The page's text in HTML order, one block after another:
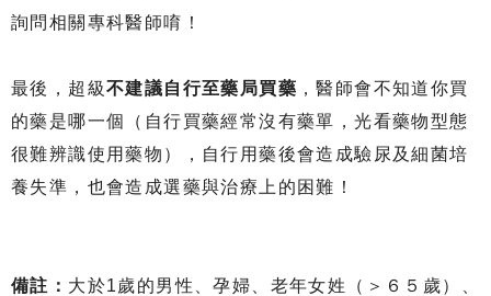
詢問相關專科醫師唷！
最後，超級不建議自行至藥局買藥 ，醫師會不知道你買
的藥是哪一個（自行買藥經常沒有藥單，光看藥物型態
很難辨識使用藥物），自行用藥後會造成驗尿及細菌培
養失準，也會造成選藥與治療上的困難！
備註： 大於1歲的男性、孕婦、老年女姓（＞６５歲）、